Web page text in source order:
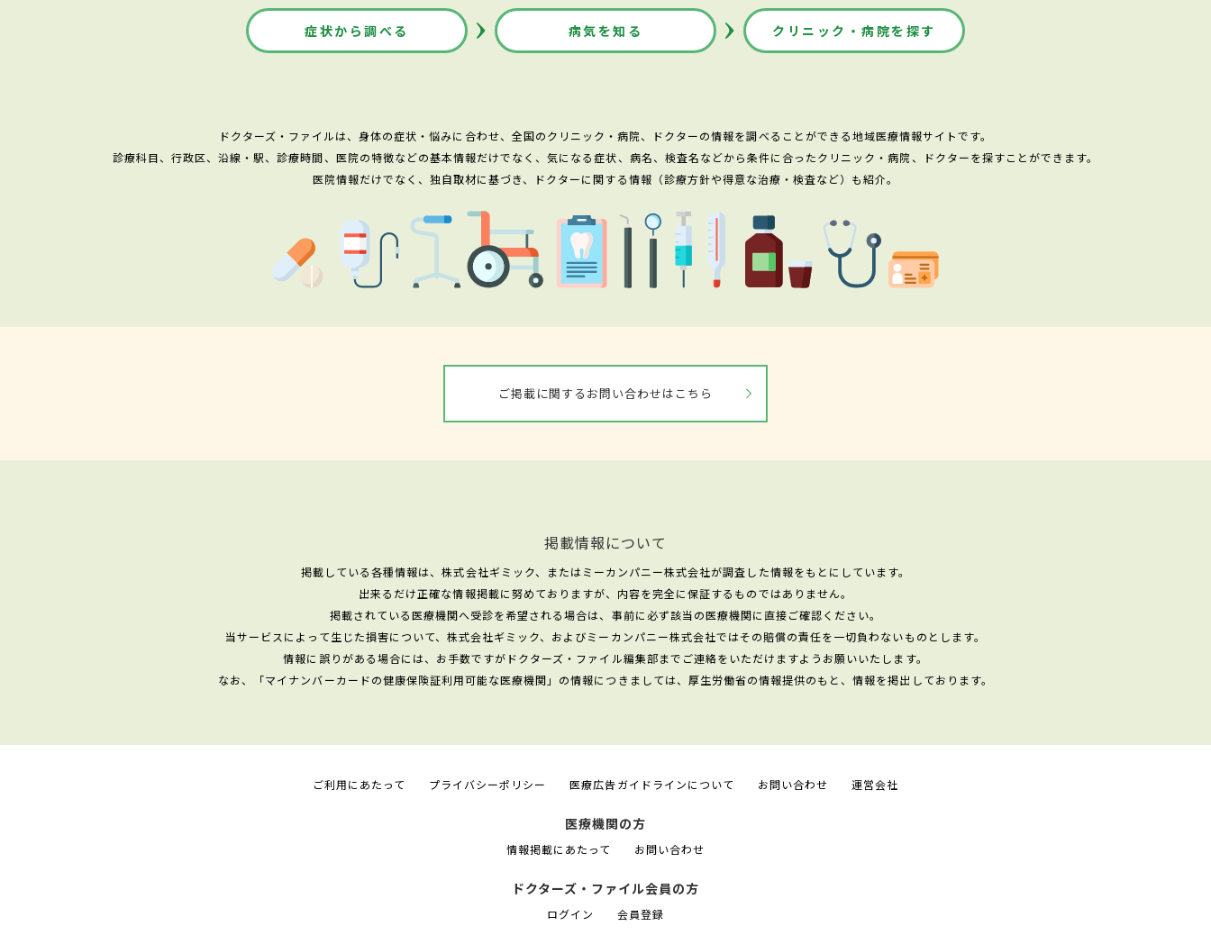
症状から調べる 病気を知る クリニック・病院を探す
ドクターズ・ファイルは、身体の症状・悩みに合わせ、全国のクリニック・病院、ドクターの情報を調べることができる地域医療情報サイトです。
診療科目、行政区、沿線・駅、診療時間、医院の特徴などの基本情報だけでなく、気になる症状、病名、検査名などから条件に合ったクリニック・病院、ドクターを探すことができます。
医院情報だけでなく、独自取材に基づき、ドクターに関する情報（診療方針や得意な治療・検査など）も紹介。
ご掲載に関するお問い合わせはこちら
掲載情報について
掲載している各種情報は、株式会社ギミック、またはミーカンパニー株式会社が調査した情報をもとにしています。
出来るだけ正確な情報掲載に努めておりますが、内容を完全に保証するものではありません。
掲載されている医療機関へ受診を希望される場合は、事前に必ず該当の医療機関に直接ご確認ください。
当サービスによって生じた損害について、株式会社ギミック、およびミーカンパニー株式会社ではその賠償の責任を一切負わないものとします。
情報に誤りがある場合には、お手数ですがドクターズ・ファイル編集部までご連絡をいただけますようお願いいたします。
なお、「マイナンバーカードの健康保険証利用可能な医療機関」の情報につきましては、厚生労働省の情報提供のもと、情報を掲出しております。
ご利用にあたって プライバシーポリシー 医療広告ガイドラインについて お問い合わせ 運営会社
医療機関の方
情報掲載にあたって お問い合わせ
ドクターズ・ファイル会員の方
ログイン 会員登録